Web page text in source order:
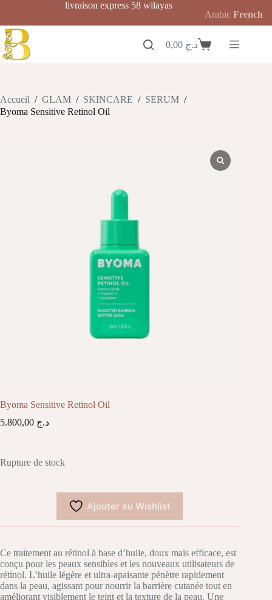
contenu
livraison express 58 wilayas
Panierد.ج
Accueil / GLAM / SKINCARE / SERUM /
Byoma Sensitive Retinol Oil
Byoma Sensitive Retinol Oil
د.ج
Rupture de stock
Ajouter au Wishlist
Ce traitement au rétinol à base d’huile, doux mais efficace, est
conçu pour les peaux sensibles et les nouveaux utilisateurs de
rétinol. L’huile légère et ultra-apaisante pénètre rapidement
dans la peau, agissant pour nourrir la barrière cutanée tout en
améliorant visiblement le teint et la texture de la peau. Une
Arabic French